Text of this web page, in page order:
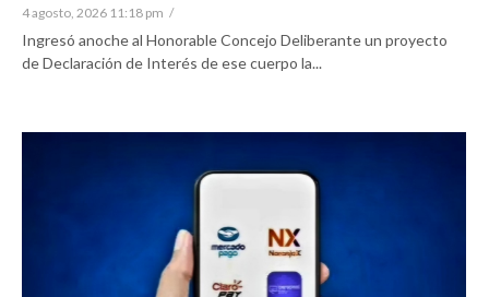
4 agosto, 2026 11:18 pm /
Ingresó anoche al Honorable Concejo Deliberante un proyecto
de Declaración de Interés de ese cuerpo la...